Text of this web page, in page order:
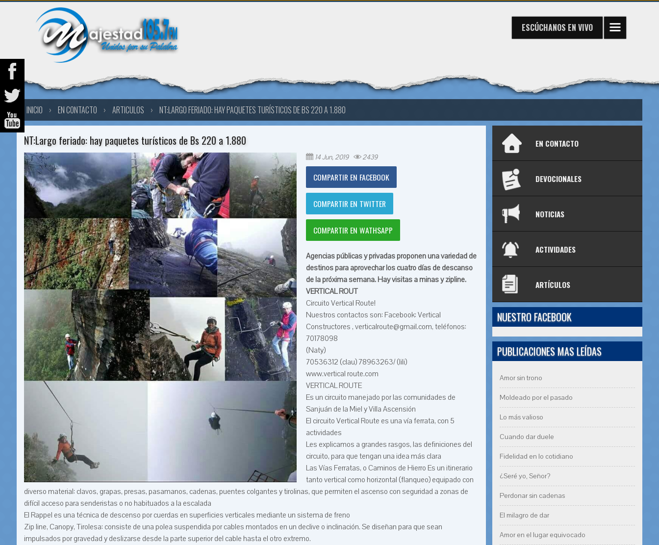
ESCÚCHANOS EN VIVO
INICIO › EN CONTACTO › ARTICULOS › NT:LARGO FERIADO: HAY PAQUETES TURÍSTICOS DE BS 220 A 1.880
NT:Largo feriado: hay paquetes turísticos de Bs 220 a 1.880
14 Jun, 2019 2439
COMPARTIR EN FACEBOOK
COMPARTIR EN TWITTER
COMPARTIR EN WATHSAPP
Agencias públicas y privadas proponen una variedad de
destinos para aprovechar los cuatro días de descanso
de la próxima semana. Hay visitas a minas y zipline.
VERTICAL ROUT
Circuito Vertical Route!
Nuestros contactos son: Facebook: Vertical
Constructores , verticalroute@gmail.com, teléfonos:
70178098
(Naty)
70536312 (clau) 78963263/ (lili)
www.vertical route.com
VERTICAL ROUTE
Es un circuito manejado por las comunidades de
Sanjuán de la Miel y Villa Ascensión
El circuito Vertical Route es una vía ferrata, con 5
actividades
Les explicamos a grandes rasgos, las definiciones del
circuito, para que tengan una idea más clara
Las Vías Ferratas, o Caminos de Hierro Es un itinerario
tanto vertical como horizontal (flanqueo) equipado con
diverso material: clavos, grapas, presas, pasamanos, cadenas, puentes colgantes y tirolinas, que permiten el ascenso con seguridad a zonas de
difícil acceso para senderistas o no habituados a la escalada
El Rappel es una técnica de descenso por cuerdas en superficies verticales mediante un sistema de freno
Zip line, Canopy, Tirolesa: consiste de una polea suspendida por cables montados en un declive o inclinación. Se diseñan para que sean
impulsados por gravedad y deslizarse desde la parte superior del cable hasta el otro extremo.
EN CONTACTO
DEVOCIONALES
NOTICIAS
ACTIVIDADES
ARTÍCULOS
NUESTRO FACEBOOK
PUBLICACIONES MAS LEÍDAS
Amor sin trono
Moldeado por el pasado
Lo más valioso
Cuando dar duele
Fidelidad en lo cotidiano
¿Seré yo, Señor?
Perdonar sin cadenas
El milagro de dar
Amor en el lugar equivocado